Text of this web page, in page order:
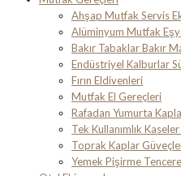
Ahşap Mutfak Servis
Alüminyum Mutfak
Bakır Tabaklar Bakır
Endüstriyel Kalburlar
Fırın Eldivenleri
Mutfak El Gereçleri
Rafadan Yumurta
Tek Kullanımlık
Toprak Kaplar
Yemek Pişirme